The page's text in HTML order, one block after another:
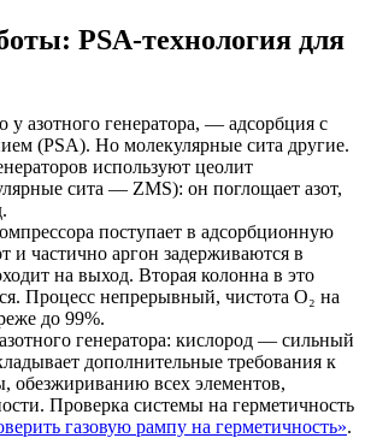
PSA-технология для
азотного генератора, — адсорбция с
(PSA). Но молекулярные сита другие.
используют цеолит
сита — ZMS): он поглощает азот,
поступает в адсорбционную
и частично аргон задерживаются в
на выход. Вторая колонна в это
Процесс непрерывный, чистота O₂ на
до 99%.
генератора: кислород — сильный
дополнительные требования к
обезжириванию всех элементов,
Проверка системы на герметичность
газовую рампу на герметичность».